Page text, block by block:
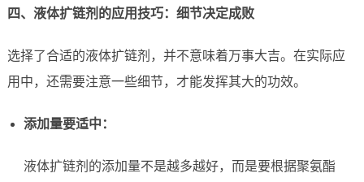
四、液体扩链剂的应用技巧：细节决定成败
选择了合适的液体扩链剂，并不意味着万事大吉。在实际应
用中，还需要注意一些细节，才能发挥其大的功效。
添加量要适中：
液体扩链剂的添加量不是越多越好，而是要根据聚氨酯